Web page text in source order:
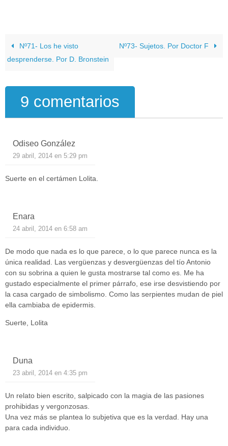
Nº71- Los he visto
desprenderse. Por D. Bronstein
Nº73- Sujetos. Por Doctor F
9 comentarios
Odiseo González
29 abril, 2014 en 5:29 pm
Suerte en el certámen Lolita.
Enara
24 abril, 2014 en 6:58 am
De modo que nada es lo que parece, o lo que parece nunca es la
única realidad. Las vergüenzas y desvergüenzas del tío Antonio
con su sobrina a quien le gusta mostrarse tal como es. Me ha
gustado especialmente el primer párrafo, ese irse desvistiendo por
la casa cargado de simbolismo. Como las serpientes mudan de piel
ella cambiaba de epidermis.
Suerte, Lolita
Duna
23 abril, 2014 en 4:35 pm
Un relato bien escrito, salpicado con la magia de las pasiones
prohibidas y vergonzosas.
Una vez más se plantea lo subjetiva que es la verdad. Hay una
para cada individuo.